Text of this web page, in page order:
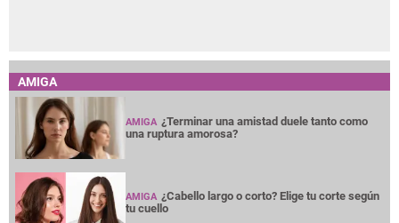
AMIGA
AMIGA ¿Terminar una amistad duele tanto como
una ruptura amorosa?
AMIGA ¿Cabello largo o corto? Elige tu corte según
tu cuello